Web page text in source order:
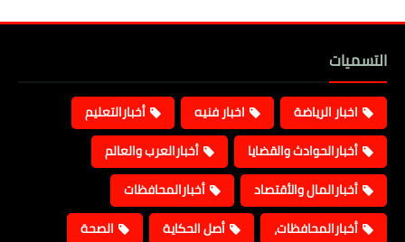
التسميات
اخبار الرياضة اخبار فنيه
أخبارالتعليم
أخبارالحوادث والقضايا
أخبارالعرب والعالم
أخبارالمال والأقتصاد
أخبارالمحافظات
أخبارالمحافظات،
أصل الحكاية
الصحة